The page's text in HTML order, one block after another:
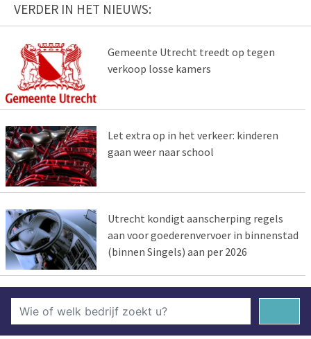
VERDER IN HET NIEUWS:
Gemeente Utrecht treedt op tegen
verkoop losse kamers
Let extra op in het verkeer: kinderen
gaan weer naar school
Utrecht kondigt aanscherping regels
aan voor goederenvervoer in binnenstad
(binnen Singels) aan per 2026